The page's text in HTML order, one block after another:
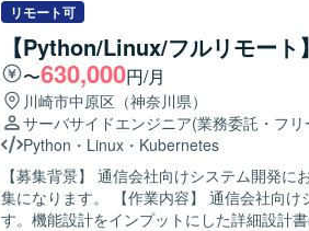
評価などを行っていただきます。 【求める人物像】 AIを活用したプロダクト開発に強い関心を
持ち、自ら積極的に提案しながら開発を
技術のキャッチアップに前向きで、柔軟に
【ポジションの魅力】 AI連携APIやプロン
開発に携わることができます。TypeScript
を活用しながら、設計からリリースまで一
積むことができます。 【開発環境】 TypeScript（フロント）、Python、Dify、OpenAI APIなど
を利用した開発環境となります。
リモート可
【Python/Linux/フルリモー
〜630,000円/月
川崎市中原区（神奈川県）
サーバサイドエンジニア(業務委託・フ
Python ・ Linux ・ Kubernetes
【募集背景】 通信会社向けシステム開発
集になります。 【作業内容】 通信会社向けシステムの詳細設計以降の工程をご担当いただきま
す。機能設計をインプットにした詳細設計